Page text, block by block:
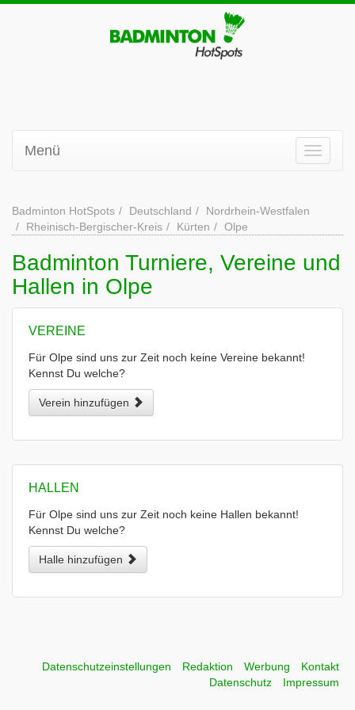
Menü
Badminton HotSpots Deutschland
Nordrhein-Westfalen
Rheinisch-Bergischer-Kreis
Kürten Olpe
Badminton Turniere, Vereine und
Hallen in Olpe
VEREINE
Für Olpe sind uns zur Zeit noch keine Vereine bekannt!
Kennst Du welche?
Verein hinzufügen
HALLEN
Für Olpe sind uns zur Zeit noch keine Hallen bekannt!
Kennst Du welche?
Halle hinzufügen
Datenschutzeinstellungen Redaktion Werbung
Kontakt
Datenschutz
Impressum